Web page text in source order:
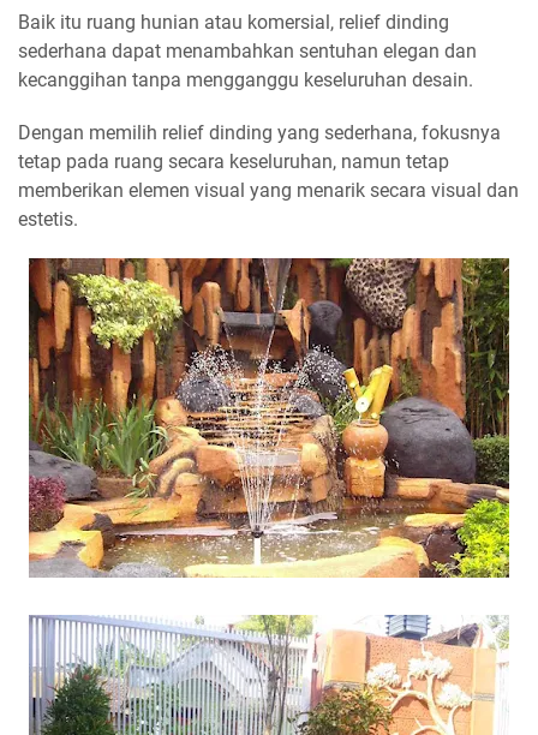
Baik itu ruang hunian atau komersial, relief dinding
sederhana dapat menambahkan sentuhan elegan dan
kecanggihan tanpa mengganggu keseluruhan desain.
Dengan memilih relief dinding yang sederhana, fokusnya
tetap pada ruang secara keseluruhan, namun tetap
memberikan elemen visual yang menarik secara visual dan
estetis.